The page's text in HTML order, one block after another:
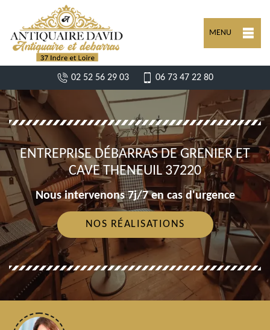
MENU
02 52 56 29 03 06 73 47 22 80
ENTREPRISE DÉBARRAS DE GRENIER ET
CAVE THENEUIL 37220
Nous intervenons 7j/7 en cas d'urgence
NOS RÉALISATIONS